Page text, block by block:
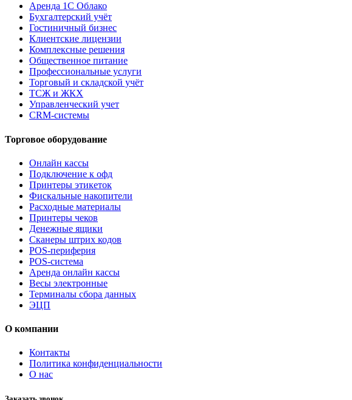
Аренда 1С Облако
Бухгалтерский учёт
Гостиничный бизнес
Клиентские лицензии
Комплексные решения
Общественное питание
Профессиональные услуги
Торговый и складской учёт
ТСЖ и ЖКХ
Управленческий учет
CRM-системы
Торговое оборудование
Онлайн кассы
Подключение к офд
Принтеры этикеток
Фискальные накопители
Расходные материалы
Принтеры чеков
Денежные ящики
Сканеры штрих кодов
POS-периферия
POS-система
Аренда онлайн кассы
Весы электронные
Терминалы сбора данных
ЭЦП
О компании
Контакты
Политика конфиденциальности
О нас